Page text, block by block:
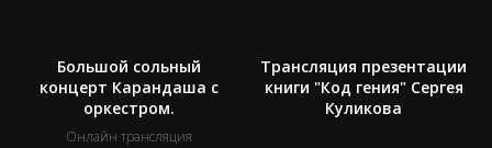
Большой сольный
концерт Карандаша с
оркестром.
Онлайн трансляция
Трансляция презентации
книги "Код гения" Сергея
Куликова